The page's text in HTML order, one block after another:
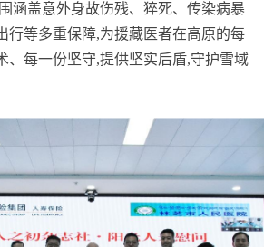
涵盖意外身故伤残、猝死、传染病暴
行等多重保障,为援藏医者在高原的每
、每一份坚守,提供坚实后盾,守护雪域